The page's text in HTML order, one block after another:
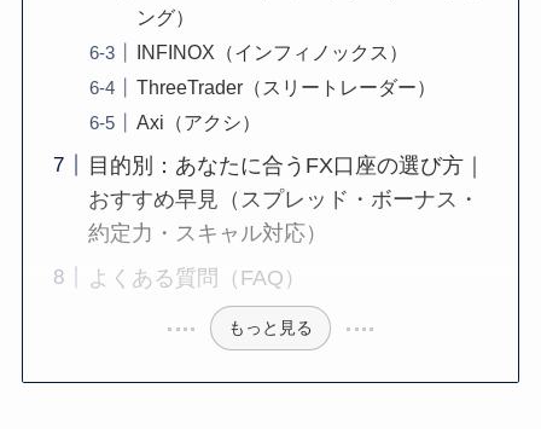
ング）
INFINOX（インフィノックス）
ThreeTrader（スリートレーダー）
Axi（アクシ）
目的別：あなたに合うFX口座の選び方｜
おすすめ早見（スプレッド・ボーナス・
約定力・スキャル対応）
よくある質問（FAQ）
もっと見る